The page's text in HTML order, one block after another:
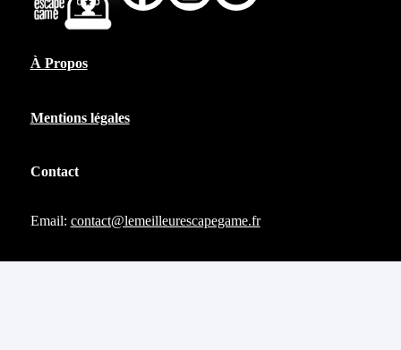
À Propos
Mentions légales
Contact
Email: contact@lemeilleurescapegame.fr